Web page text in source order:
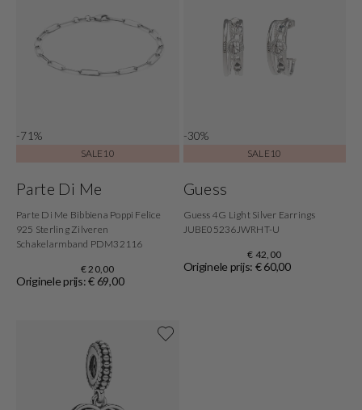
-71%
SALE10
Parte Di Me
Parte Di Me Bibbiena Poppi Felice
925 Sterling Zilveren
Schakelarmband PDM32116
€ 20,00
Originele prijs: € 69,00
-30%
SALE10
Guess
Guess 4G Light Silver Earrings
JUBE05236JWRHT-U
€ 42,00
Originele prijs: € 60,00